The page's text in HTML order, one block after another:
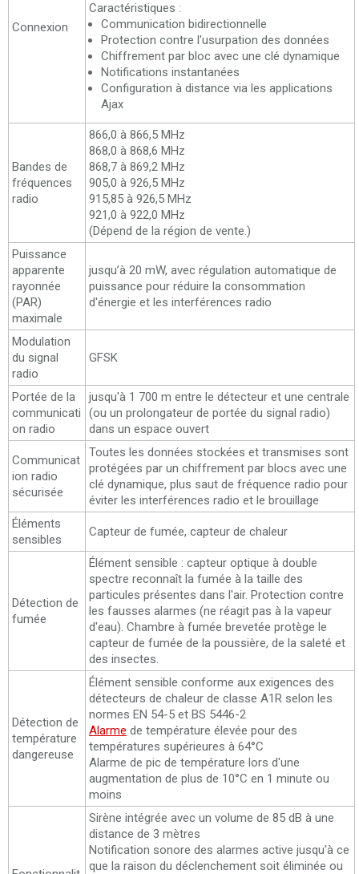
Connexion
Caractéristiques :
Communication bidirectionnelle
Protection contre l'usurpation des données
Chiffrement par bloc avec une clé dynamique
Notifications instantanées
Configuration à distance via les applications
Ajax
Bandes de
fréquences
radio
866,0 à 866,5 MHz
868,0 à 868,6 MHz
868,7 à 869,2 MHz
905,0 à 926,5 MHz
915,85 à 926,5 MHz
921,0 à 922,0 MHz
(Dépend de la région de vente.)
Puissance
apparente
rayonnée
(PAR)
maximale
jusqu’à 20 mW, avec régulation automatique de
puissance pour réduire la consommation
d'énergie et les interférences radio
Modulation
du signal
radio
GFSK
Portée de la
communicati
on radio
jusqu'à 1 700 m entre le détecteur et une centrale
(ou un prolongateur de portée du signal radio)
dans un espace ouvert
Communicat
ion radio
sécurisée
Toutes les données stockées et transmises sont
protégées par un chiffrement par blocs avec une
clé dynamique, plus saut de fréquence radio pour
éviter les interférences radio et le brouillage
Éléments
sensibles
Capteur de fumée, capteur de chaleur
Détection de
fumée
Élément sensible : capteur optique à double
spectre reconnaît la fumée à la taille des
particules présentes dans l'air. Protection contre
les fausses alarmes (ne réagit pas à la vapeur
d'eau). Chambre à fumée brevetée protège le
capteur de fumée de la poussière, de la saleté et
des insectes.
Détection de
température
dangereuse
Élément sensible conforme aux exigences des
détecteurs de chaleur de classe A1R selon les
normes EN 54-5 et BS 5446-2
Alarme de température élevée pour des
températures supérieures à 64°C
Alarme de pic de température lors d'une
augmentation de plus de 10°C en 1 minute ou
moins
Sirène intégrée avec un volume de 85 dB à une
distance de 3 mètres
Notification sonore des alarmes active jusqu'à ce
que la raison du déclenchement soit éliminée ou